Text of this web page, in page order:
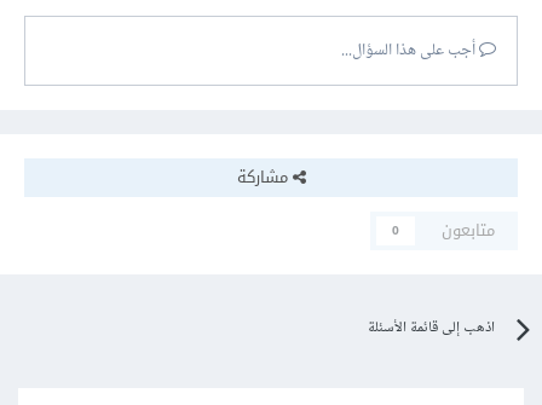
أجب على هذا السؤال...
مشاركة
متابعون
0
اذهب إلى قائمة الأسئلة